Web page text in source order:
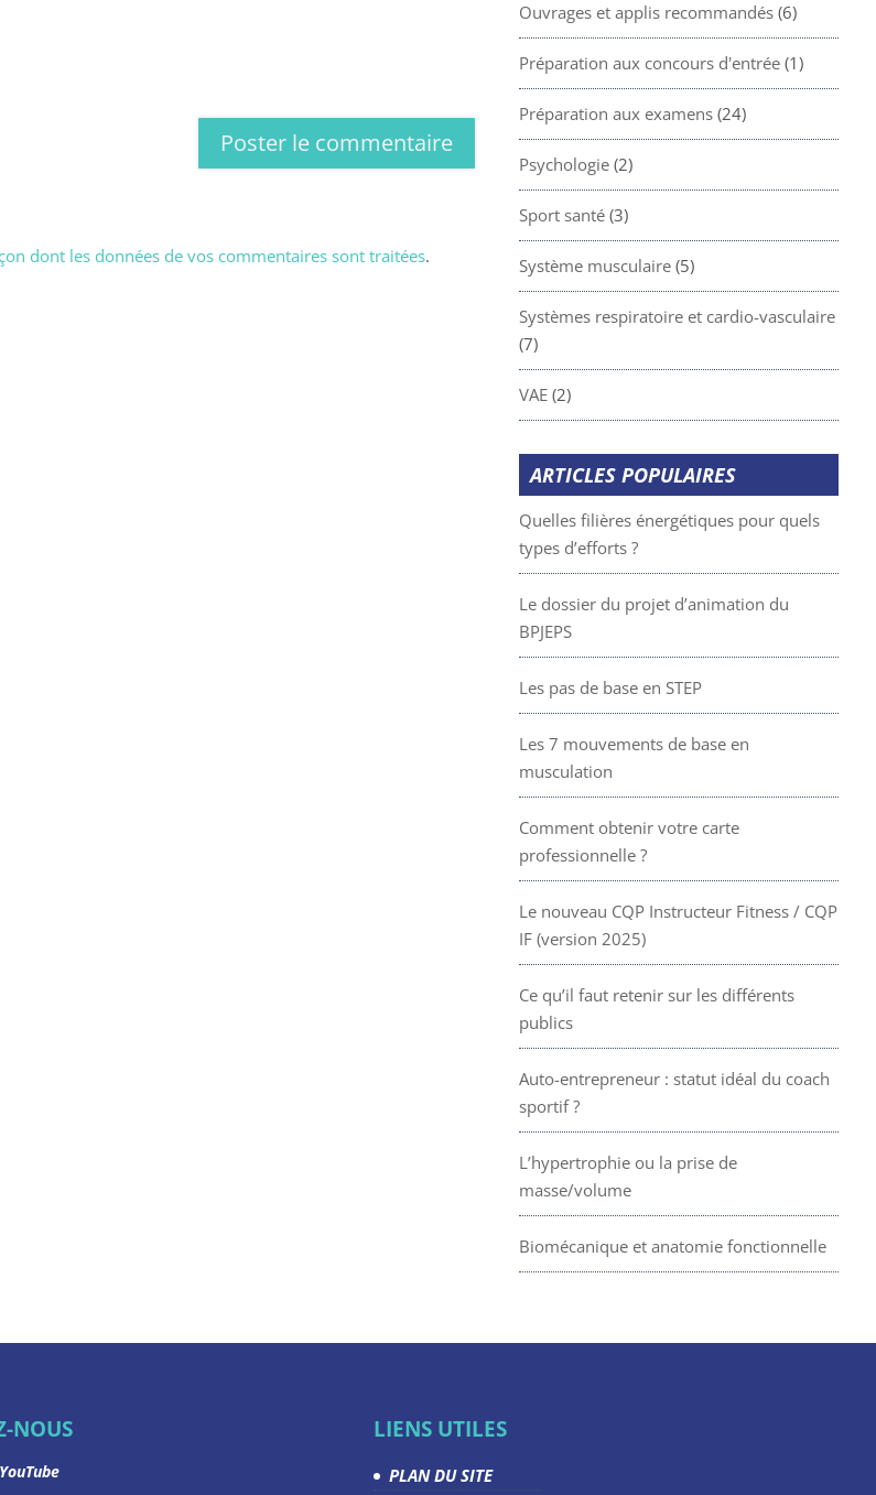
dont les données de vos commentaires sont traitées.
Ouvrages et applis recommandés(6)
Préparation aux concours d'entrée(1)
Préparation aux examens(24)
Psychologie(2)
Sport santé(3)
Système musculaire(5)
Systèmes respiratoire et cardio-vasculaire
(7)
VAE(2)
ARTICLES POPULAIRES
Quelles filières énergétiques pour quels
types d’efforts ?
Le dossier du projet d’animation du
BPJEPS
Les pas de base en STEP
Les 7 mouvements de base en
musculation
Comment obtenir votre carte
professionnelle ?
Le nouveau CQP Instructeur Fitness / CQP
IF (version 2025)
Ce qu’il faut retenir sur les différents
publics
Auto-entrepreneur : statut idéal du coach
sportif ?
L’hypertrophie ou la prise de
masse/volume
Biomécanique et anatomie fonctionnelle
NOUS
YouTube
LIENS UTILES
PLAN DU SITE